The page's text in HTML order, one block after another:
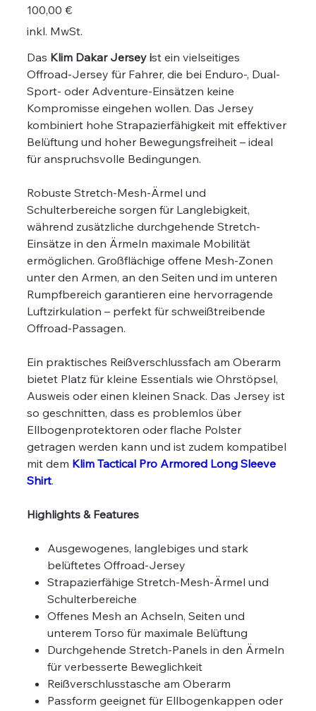
Preis
100,00 €
inkl. MwSt.
Das Klim Dakar Jersey ist ein vielseitiges
Offroad-Jersey für Fahrer, die bei Enduro-, Dual-
Sport- oder Adventure-Einsätzen keine
Kompromisse eingehen wollen. Das Jersey
kombiniert hohe Strapazierfähigkeit mit effektiver
Belüftung und hoher Bewegungsfreiheit – ideal
für anspruchsvolle Bedingungen.
Robuste Stretch-Mesh-Ärmel und
Schulterbereiche sorgen für Langlebigkeit,
während zusätzliche durchgehende Stretch-
Einsätze in den Ärmeln maximale Mobilität
ermöglichen. Großflächige offene Mesh-Zonen
unter den Armen, an den Seiten und im unteren
Rumpfbereich garantieren eine hervorragende
Luftzirkulation – perfekt für schweißtreibende
Offroad-Passagen.
Ein praktisches Reißverschlussfach am Oberarm
bietet Platz für kleine Essentials wie Ohrstöpsel,
Ausweis oder einen kleinen Snack. Das Jersey ist
so geschnitten, dass es problemlos über
Ellbogenprotektoren oder flache Polster
getragen werden kann und ist zudem kompatibel
mit dem Klim Tactical Pro Armored Long Sleeve
Shirt.
Highlights & Features
Ausgewogenes, langlebiges und stark
belüftetes Offroad-Jersey
Strapazierfähige Stretch-Mesh-Ärmel und
Schulterbereiche
Offenes Mesh an Achseln, Seiten und
unterem Torso für maximale Belüftung
Durchgehende Stretch-Panels in den Ärmeln
für verbesserte Beweglichkeit
Reißverschlusstasche am Oberarm
Passform geeignet für Ellbogenkappen oder